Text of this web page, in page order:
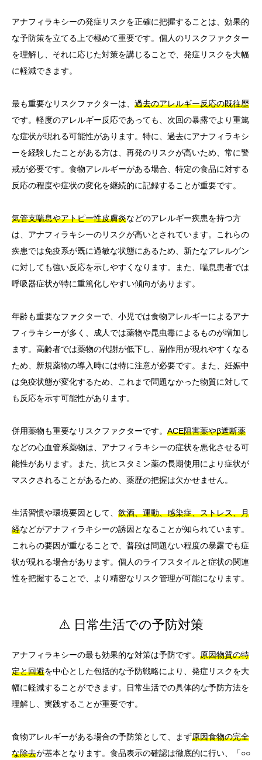
アナフィラキシーの発症リスクを正確に把握することは、効果的
な予防策を立てる上で極めて重要です。個人のリスクファクター
を理解し、それに応じた対策を講じることで、発症リスクを大幅
に軽減できます。
最も重要なリスクファクターは、 過去のアレルギー反応の既往歴
です。軽度のアレルギー反応であっても、次回の暴露でより重篤
な症状が現れる可能性があります。特に、過去にアナフィラキシ
ーを経験したことがある方は、再発のリスクが高いため、常に警
戒が必要です。食物アレルギーがある場合、特定の食品に対する
反応の程度や症状の変化を継続的に記録することが重要です。
気管支喘息やアトピー性皮膚炎などのアレルギー疾患を持つ方
は、アナフィラキシーのリスクが高いとされています。これらの
疾患では免疫系が既に過敏な状態にあるため、新たなアレルゲン
に対しても強い反応を示しやすくなります。また、喘息患者では
呼吸器症状が特に重篤化しやすい傾向があります。
年齢も重要なファクターで、小児では食物アレルギーによるアナ
フィラキシーが多く、成人では薬物や昆虫毒によるものが増加し
ます。高齢者では薬物の代謝が低下し、副作用が現れやすくなる
ため、新規薬物の導入時には特に注意が必要です。また、妊娠中
は免疫状態が変化するため、これまで問題なかった物質に対して
も反応を示す可能性があります。
併用薬物も重要なリスクファクターです。 ACE阻害薬やβ遮断薬
などの心血管系薬物は、アナフィラキシーの症状を悪化させる可
能性があります。また、抗ヒスタミン薬の長期使用により症状が
マスクされることがあるため、薬歴の把握は欠かせません。
生活習慣や環境要因として、 飲酒、運動、感染症、ストレス、月
経などがアナフィラキシーの誘因となることが知られています。
これらの要因が重なることで、普段は問題ない程度の暴露でも症
状が現れる場合があります。個人のライフスタイルと症状の関連
性を把握することで、より精密なリスク管理が可能になります。
⚠️ 日常生活での予防対策
アナフィラキシーの最も効果的な対策は予防です。 原因物質の特
定と回避を中心とした包括的な予防戦略により、発症リスクを大
幅に軽減することができます。日常生活での具体的な予防方法を
理解し、実践することが重要です。
食物アレルギーがある場合の予防策として、まず原因食物の完全
な除去が基本となります。食品表示の確認は徹底的に行い、「○○